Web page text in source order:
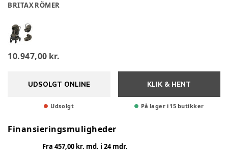
BRITAX RÖMER
10.947,00 kr.
UDSOLGT ONLINE
Udsolgt
KLIK & HENT
På lager i 15 butikker
Finansieringsmuligheder
Fra 457,00 kr. md. i 24 mdr.